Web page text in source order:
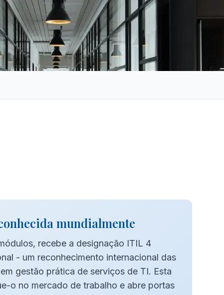
mundialmente
recebe a designação ITIL 4
- um reconhecimento internacional das
gestão prática de serviços de TI. Esta
o no mercado de trabalho e abre portas